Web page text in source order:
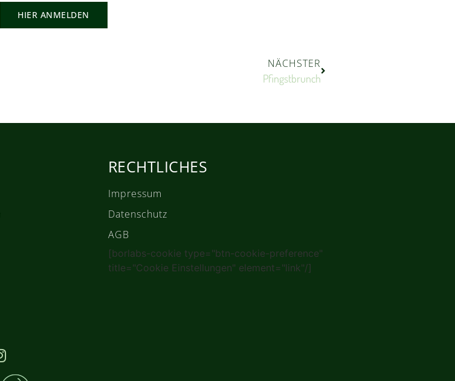
HIER ANMELDEN
NÄCHSTER
Pfingstbrunch
RECHTLICHES
Impressum
Datenschutz
AGB
[borlabs-cookie type="btn-cookie-preference"
title="Cookie Einstellungen" element="link"/]